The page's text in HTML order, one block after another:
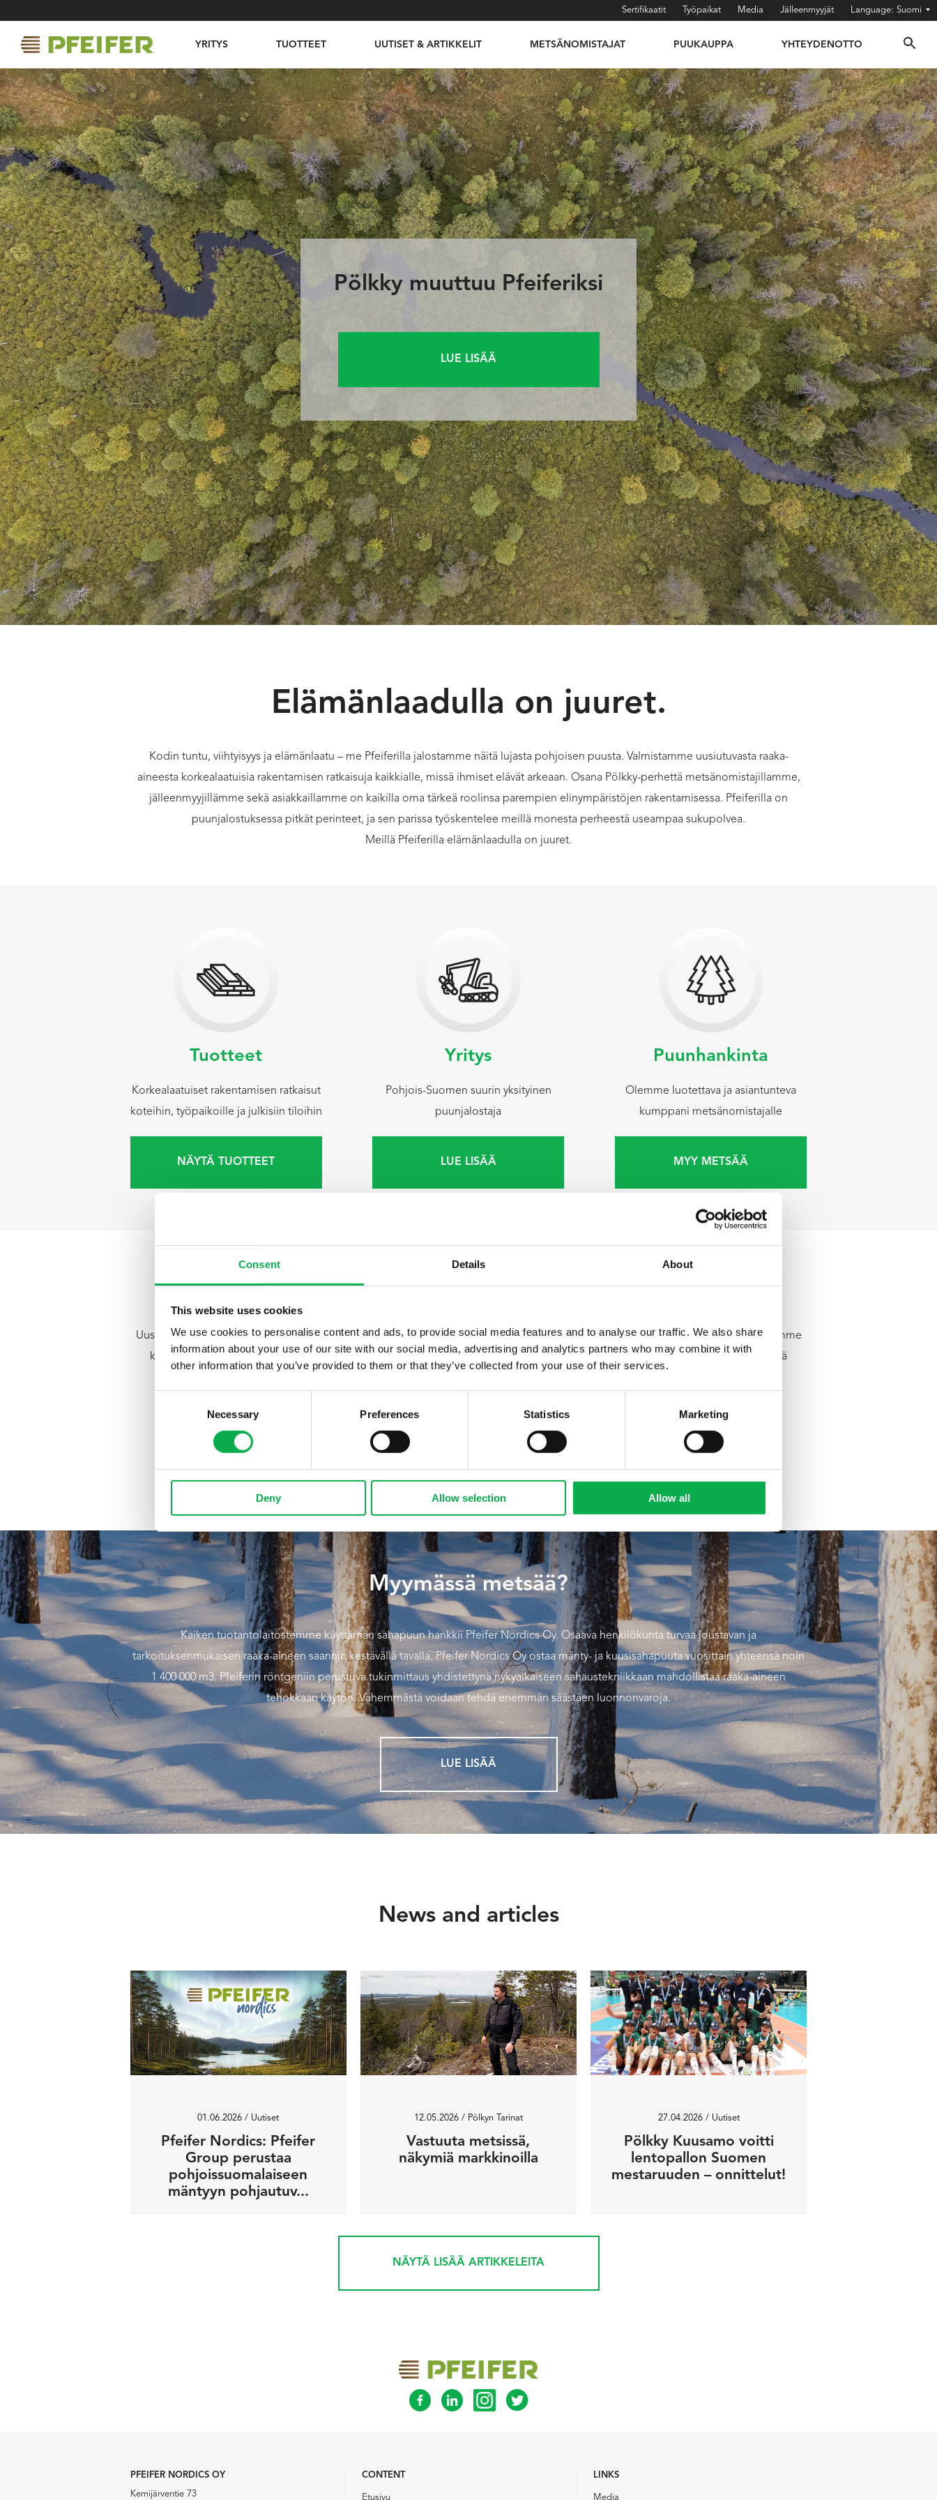
Consent Details About
This website uses cookies
We use cookies to personalise content and ads, to provide social media features and to analyse our traffic. We also share
information about your use of our site with our social media, advertising and analytics partners who may combine it with
other information that you’ve provided to them or that they’ve collected from your use of their services.
Necessary Preferences Statistics Marketing
Deny Allow selection Allow all
Sertifikaatit Työpaikat Media Jälleenmyyjät Suomi
YRITYS TUOTTEET UUTISET & ARTIKKELIT METSÄNOMISTAJAT PUUKAUPPA YHTEYDENOTTO
Pölkky muuttuu Pfeiferiksi
LUE LISÄÄ
Elämänlaadulla on juuret.
Kodin tuntu, viihtyisyys ja elämänlaatu – me Pfeiferilla jalostamme näitä lujasta pohjoisen puusta. Valmistamme uusiutuvasta raaka-
aineesta korkealaatuisia rakentamisen ratkaisuja kaikkialle, missä ihmiset elävät arkeaan. Osana Pölkky-perhettä metsänomistajillamme,
jälleenmyyjillämme sekä asiakkaillamme on kaikilla oma tärkeä roolinsa parempien elinympäristöjen rakentamisessa. Pfeiferilla on
puunjalostuksessa pitkät perinteet, ja sen parissa työskentelee meillä monesta perheestä useampaa sukupolvea.
Meillä Pfeiferilla elämänlaadulla on juuret.
Tuotteet
Korkealaatuiset rakentamisen ratkaisut
koteihin, työpaikoille ja julkisiin tiloihin
NÄYTÄ TUOTTEET
Yritys
Pohjois-Suomen suurin yksityinen
puunjalostaja
LUE LISÄÄ
Puunhankinta
Olemme luotettava ja asiantunteva
kumppani metsänomistajalle
MYY METSÄÄ
Uusiutuva, vastuullisesti tuotettu puu on ainoa kestävän kehityksen mukainen rakennusmateriaali. PEFC-vastuullisuussertifioitu puumme
korjataan kestävästi pohjoisen suurista talousmetsistä. Luonnon monimuotoisuuden huomioon ottava puunhankintamme edistää
Myymässä metsää?
Kaiken tuotantolaitostemme käyttämän sahapuun hankkii Pfeifer Nordics Oy. Osaava henkilökunta turvaa joustavan ja
tarkoituksenmukaisen raaka-aineen saannin kestävällä tavalla. Pfeifer Nordics Oy ostaa mänty- ja kuusisahapuuta vuosittain yhteensä noin
1 400 000 m3. Pfeiferin röntgeniin perustuva tukinmittaus yhdistettynä nykyaikaiseen sahaustekniikkaan mahdollistaa raaka-aineen
tehokkaan käytön. Vähemmästä voidaan tehdä enemmän säästäen luonnonvaroja.
LUE LISÄÄ
News and articles
01.06.2026 / Uutiset
Pfeifer Nordics: Pfeifer
Group perustaa
pohjoissuomalaiseen
mäntyyn pohjautuv...
12.05.2026 / Pölkyn Tarinat
Vastuuta metsissä,
näkymiä markkinoilla
27.04.2026 / Uutiset
Pölkky Kuusamo voitti
lentopallon Suomen
mestaruuden – onnittelut!
NÄYTÄ LISÄÄ ARTIKKELEITA
PFEIFER NORDICS OY
Kemijärventie 73
CONTENT
Etusivu
LINKS
Media